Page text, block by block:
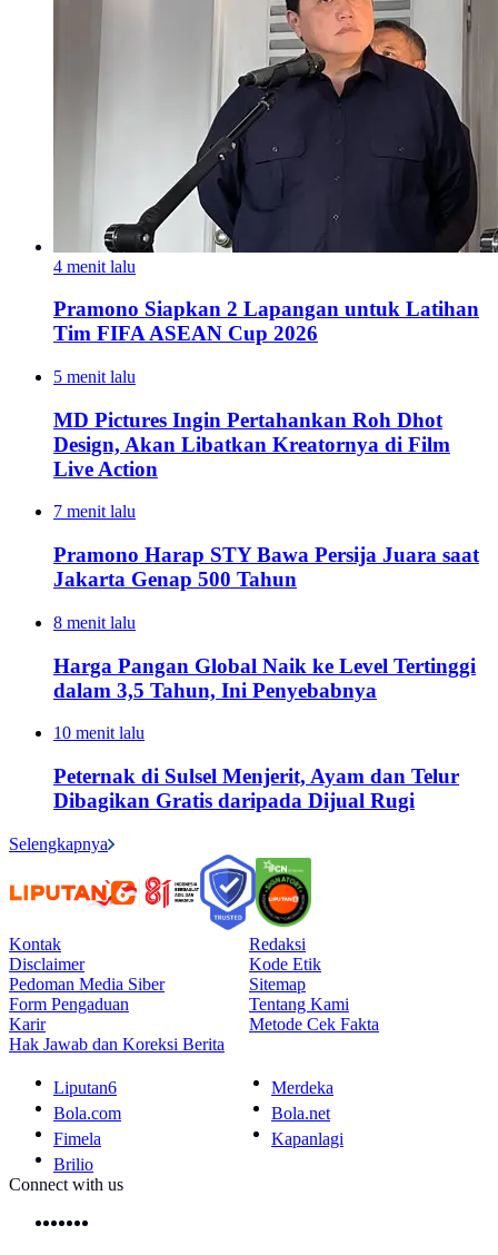
4 menit lalu
Pramono Siapkan 2 Lapangan untuk Latihan
Tim FIFA ASEAN Cup 2026
5 menit lalu
MD Pictures Ingin Pertahankan Roh Dhot
Design, Akan Libatkan Kreatornya di Film
Live Action
7 menit lalu
Pramono Harap STY Bawa Persija Juara saat
Jakarta Genap 500 Tahun
8 menit lalu
Harga Pangan Global Naik ke Level Tertinggi
dalam 3,5 Tahun, Ini Penyebabnya
10 menit lalu
Peternak di Sulsel Menjerit, Ayam dan Telur
Dibagikan Gratis daripada Dijual Rugi
Selengkapnya
Kontak
Redaksi
Disclaimer
Kode Etik
Pedoman Media Siber
Sitemap
Form Pengaduan
Tentang Kami
Karir
Metode Cek Fakta
Hak Jawab dan Koreksi Berita
Liputan6
Merdeka
Bola.com
Bola.net
Fimela
Kapanlagi
Brilio
Connect with us